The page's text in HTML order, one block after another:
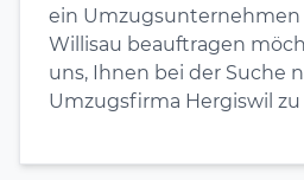
ein Umzugsunternehmen
Willisau beauftragen
uns, Ihnen bei der Suche
Umzugsfirma Hergiswil zu